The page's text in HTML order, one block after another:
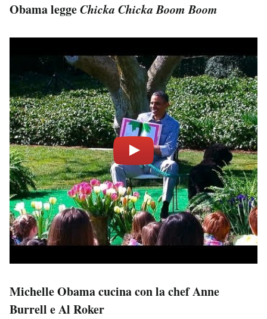
Obama leggeChicka Chicka Boom Boom
Michelle Obama cucina con la chef Anne
Burrell e Al Roker